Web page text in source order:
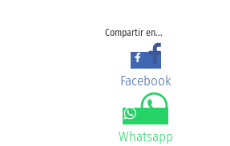
Compartir en...
Facebook
Whatsapp